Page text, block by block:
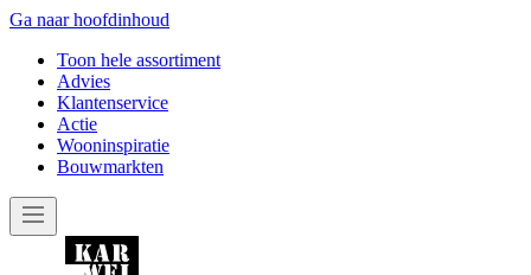
Ga naar hoofdinhoud
Toon hele assortiment
Advies
Klantenservice
Actie
Wooninspiratie
Bouwmarkten